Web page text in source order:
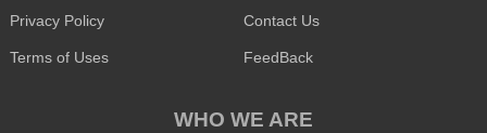
Privacy Policy
Terms of Uses
Contact Us
FeedBack
WHO WE ARE